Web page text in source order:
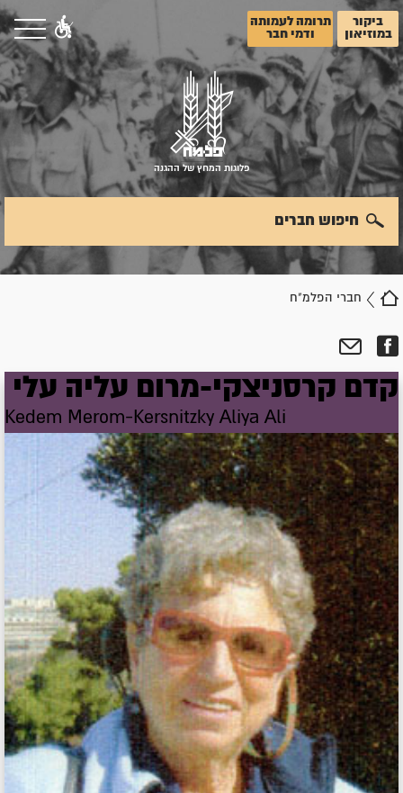
ביקור
במוזיאון
תרומה לעמותה
ודמי חבר
פלוגות המחץ של ההגנה
חברי הפלמ"ח
חיפוש חברים
קדם קרסניצקי-מרום עליה עלי
Kedem Merom-Kersnitzky Aliya Ali